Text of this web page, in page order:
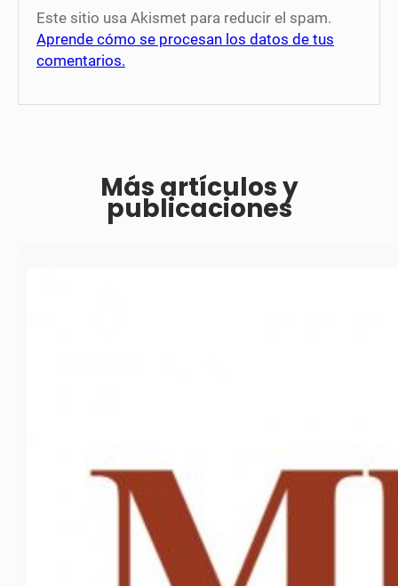
Este sitio usa Akismet para reducir el spam.
Aprende cómo se procesan los datos de tus
comentarios.
Más artículos y
publicaciones